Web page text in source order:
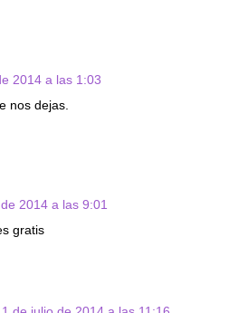
2014 a las 1:03
nos dejas.
2014 a las 9:01
gratis